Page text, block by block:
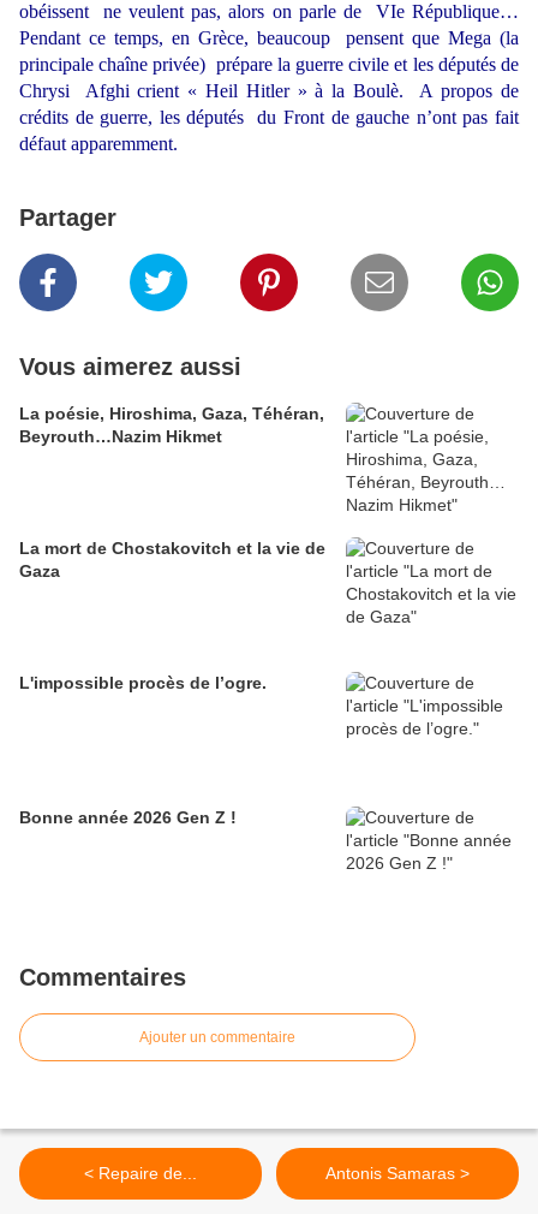
obéissent ne veulent pas, alors on parle de VIe République…
Pendant ce temps, en Grèce, beaucoup pensent que Mega (la
principale chaîne privée) prépare la guerre civile et les députés de
Chrysi Afghi crient « Heil Hitler » à la Boulè. A propos de
crédits de guerre, les députés du Front de gauche n’ont pas fait
défaut apparemment.
Partager
Vous aimerez aussi
La poésie, Hiroshima, Gaza, Téhéran,
Beyrouth…Nazim Hikmet
La mort de Chostakovitch et la vie de
Gaza
L'impossible procès de l’ogre.
Bonne année 2026 Gen Z !
Commentaires
Ajouter un commentaire
< Repaire de... Antonis Samaras >